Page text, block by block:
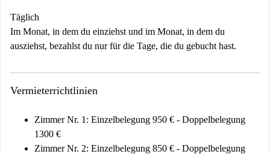
Täglich
Im Monat, in dem du einziehst und im Monat, in dem du
ausziehst, bezahlst du nur für die Tage, die du gebucht hast.
Vermieterrichtlinien
Zimmer Nr. 1: Einzelbelegung 950 € - Doppelbelegung
1300 €
Zimmer Nr. 2: Einzelbelegung 850 € - Doppelbelegung